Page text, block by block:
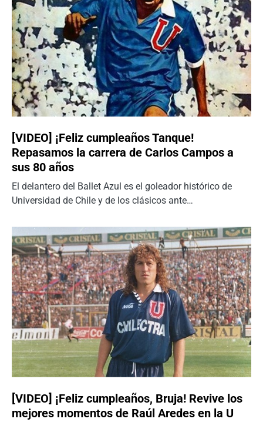
[VIDEO] ¡Feliz cumpleaños Tanque!
Repasamos la carrera de Carlos Campos a
sus 80 años
El delantero del Ballet Azul es el goleador histórico de
Universidad de Chile y de los clásicos ante…
[VIDEO] ¡Feliz cumpleaños, Bruja! Revive los
mejores momentos de Raúl Aredes en la U